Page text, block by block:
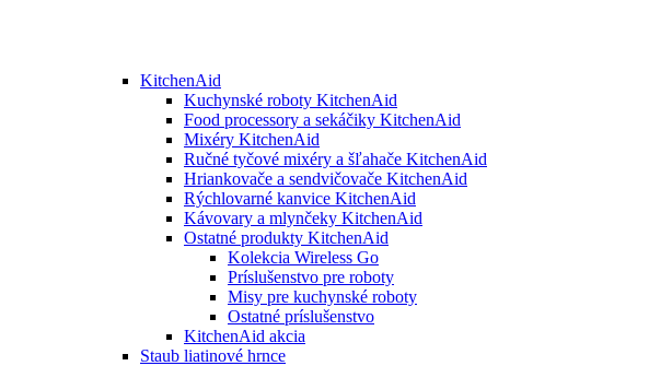
KitchenAid
Kuchynské roboty KitchenAid
Food processory a sekáčiky KitchenAid
Mixéry KitchenAid
Ručné tyčové mixéry a šľahače KitchenAid
Hriankovače a sendvičovače KitchenAid
Rýchlovarné kanvice KitchenAid
Kávovary a mlynčeky KitchenAid
Ostatné produkty KitchenAid
Kolekcia Wireless Go
Príslušenstvo pre roboty
Misy pre kuchynské roboty
Ostatné príslušenstvo
KitchenAid akcia
Staub liatinové hrnce